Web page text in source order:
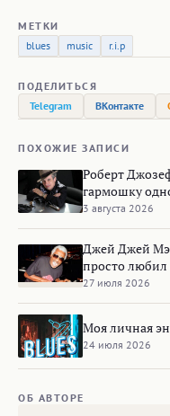
МЕТКИ
blues
music r.i.p
ПОДЕЛИТЬСЯ
Telegram
ВКонтакте
ПОХОЖИЕ ЗАПИСИ
Роберт
гармошку
3 августа 2026
Джей Джей
просто любил
27 июля 2026
Моя личная
24 июля 2026
ОБ АВТОРЕ